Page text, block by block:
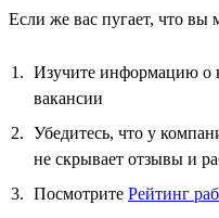
Если же вас пугает, что вы
Изучите информацию о
вакансии
Убедитесь, что у
не скрывает отзывы и
Посмотрите Рейтинг